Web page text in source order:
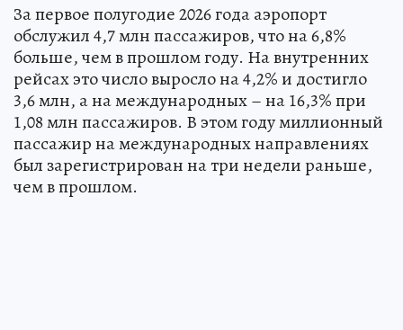
За первое полугодие 2026 года аэропорт
обслужил 4,7 млн пассажиров, что на 6,8%
больше, чем в прошлом году. На внутренних
рейсах это число выросло на 4,2% и достигло
3,6 млн, а на международных – на 16,3% при
1,08 млн пассажиров. В этом году миллионный
пассажир на международных направлениях
был зарегистрирован на три недели раньше,
чем в прошлом.